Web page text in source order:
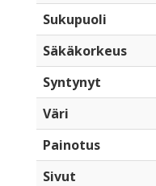
Sukupuoli
Säkäkorkeus
Syntynyt
Väri
Painotus
Sivut